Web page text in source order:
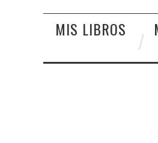
MIS LIBROS